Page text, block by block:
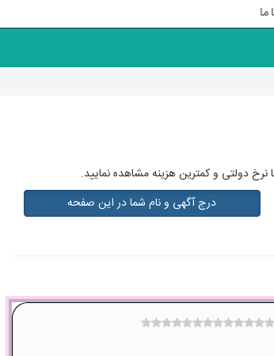
نرخ دولتی و کمترین هزینه مشاهده نمایید.
درج آگهی و نام شما در این صفحه